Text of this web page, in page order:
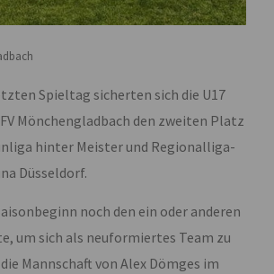
Spieltag sicherten sich die U17
Mönchengladbach den zweiten Platz
hinter Meister und Regionalliga-
Düsseldorf.
noch den ein oder anderen
um sich als neuformiertes Team zu
Mannschaft von Alex Dömges im